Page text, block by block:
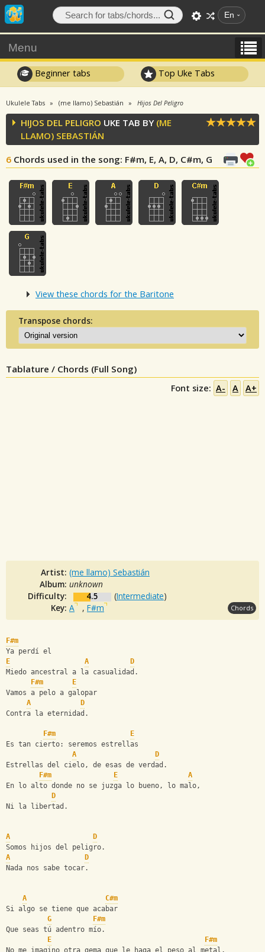
En
Menu
Beginner tabs Top Uke Tabs
Ukulele Tabs (me llamo) Sebastián Hijos Del Peligro
HIJOS DEL PELIGRO UKE TAB BY (ME
LLAMO) SEBASTIÁN
6 Chords used in the song: F#m, E, A, D, C#m, G
View these chords for the Baritone
Transpose chords:
Tablature / Chords (Full Song)
Font size: A- A A+
Artist: (me llamo) Sebastián
Album: unknown
Difficulty:
4.5 (Intermediate)
Key: A , F#m Chords
F#m
Ya perdí el
E
A
D
Miedo ancestral a la casualidad.
F#m
E
Vamos a pelo a galopar
A
D
Contra la eternidad.
F#m
E
Es tan cierto: seremos estrellas
A
D
Estrellas del cielo, de esas de verdad.
F#m
E
A
En lo alto donde no se juzga lo bueno, lo malo,
D
Ni la libertad.
A
D
Somos hijos del peligro.
A
D
Nada nos sabe tocar.
A
C#m
Si algo se tiene que acabar
G
F#m
Que seas tú adentro mío.
E
F#m